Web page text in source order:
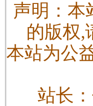
声明：本
的版权,
本站为公
站长